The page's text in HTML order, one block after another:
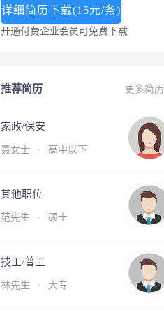
详细简历下载(15元/条)
开通付费企业会员可免费下载
更多简历
推荐简历
家政/保安
聂女士 · 高中以下
其他职位
范先生 · 硕士
技工/普工
林先生 · 大专